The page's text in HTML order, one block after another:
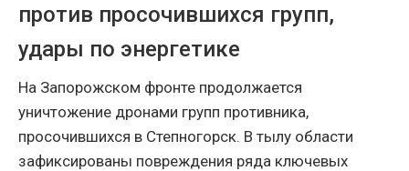
против просочившихся групп,
удары по энергетике
На Запорожском фронте продолжается
уничтожение дронами групп противника,
просочившихся в Степногорск. В тылу области
зафиксированы повреждения ряда ключевых